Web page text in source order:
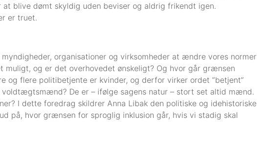
blive dømt skyldig uden beviser og aldrig frikendt igen.
er truet.
organisationer og virksomheder at ændre vores normer
og er det overhovedet ønskeligt? Og hvor går grænsen
og flere politibetjente er kvinder, og derfor virker ordet ”betjent”
De er – ifølge sagens natur – stort set altid mænd.
I dette foredrag skildrer Anna Libak den politiske og idehistoriske
på, hvor grænsen for sproglig inklusion går, hvis vi stadig skal